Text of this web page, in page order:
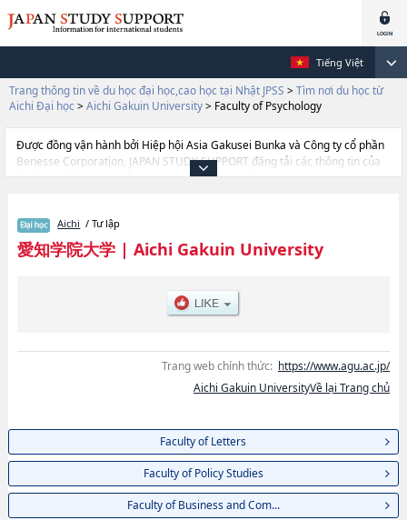
Tiếng Việt
Trang thông tin về du học đại học,cao học tại Nhật JPSS > Tìm nơi du học từ
Aichi Đại học > Aichi Gakuin University> Faculty of Psychology
Được đồng vận hành bởi Hiệp hội Asia Gakusei Bunka và Công ty cổ phần
Benesse Corporation, JAPAN STUDY SUPPORT đăng tải các thông tin của
khoảng 1.300 trường đại học, cao học, trường đại học ngắn hạn, trường
tin cần thiết dành cho du học sinh, như là về các Ngành Faculty of
LettershoặcNgành Faculty of Policy StudieshoặcNgành Faculty of Business
and CommercehoặcNgành Faculty of ManagementhoặcNgành Faculty of
SciencehoặcNgành School of PharmacyhoặcNgành Faculty of
EconomicshoặcNgành Faculty of Psychology, thông tin về từng ngành học,
Aichi / Tư lập
愛知学院大学| Aichi Gakuin University
Trang web chính thức: https://www.agu.ac.jp/
Aichi Gakuin UniversityVề lại Trang chủ
Faculty of Letters
Faculty of Policy Studies
Faculty of Business and Com...